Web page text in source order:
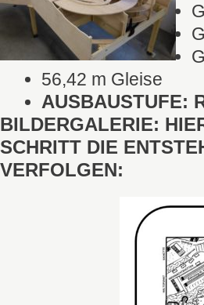
56,42 m Gleise
AUSBAUSTUFE:
BILDERGALERIE:
SCHRITT DIE
VERFOLGEN: